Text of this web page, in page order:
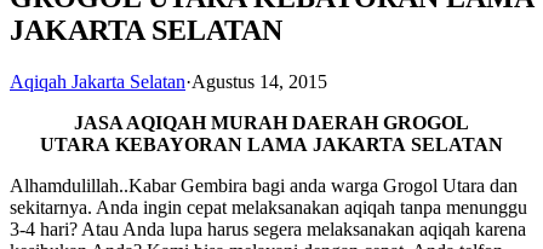
0823
JAKARTA SELATAN
Aqiqah Jakarta Selatan·Agustus 14, 2015
JASA AQIQAH MURAH DAERAH GROGOL
UTARA KEBAYORAN LAMA JAKARTA SELATAN
Alhamdulillah..Kabar Gembira bagi anda warga Grogol Utara dan
sekitarnya. Anda ingin cepat melaksanakan aqiqah tanpa menunggu
3-4 hari? Atau Anda lupa harus segera melaksanakan aqiqah karena